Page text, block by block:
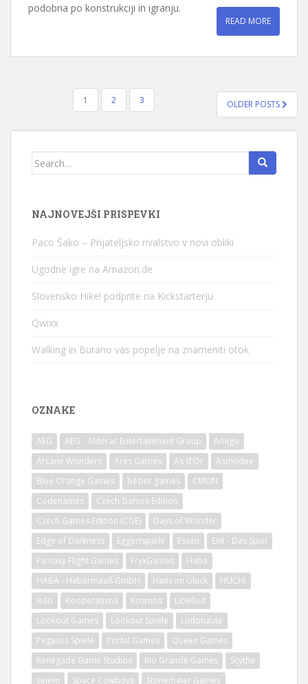
podobna po konstrukciji in igranju.
READ MORE
NAVIGACIJA PRISPEVKOV
1 2 3 OLDER POSTS
Search for:
NAJNOVEJŠI PRISPEVKI
Paco Ŝako – Prijateljsko rivalstvo v novi obliki
Ugodne igre na Amazon.de
Slovensko Hike! podprite na Kickstarterju
Qwixx
Walking in Burano vas popelje na znameniti otok
OZNAKE
AEG AEG - Alderac Entertainment Group
Amigo
Arcane Wonders
Ares Games As d'Or
Asmodee
Blue Orange Games
bézier games
CMON
Codenames
Czech Games Edition
Czech Games Edition (CGE)
Days of Wonder
Edge of Darkness
Eggertspiele Essen
Exit - Das Spiel
Fantasy Flight Games
FryxGames
Haba
HABA - Habermaaß GmbH
Hans im Glück
HUCH!
Iello
Kooperativna Kosmos
Libellud
Lookout Games
Lookout Spiele
Ludonaute
Pegasus Spiele
Portal Games
Queen Games
Renegade Game Studios
Rio Grande Games
Scythe
sejem
Space Cowboys Stonemaier Games